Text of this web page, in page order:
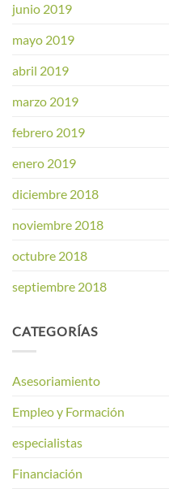
junio 2019
mayo 2019
abril 2019
marzo 2019
febrero 2019
enero 2019
diciembre 2018
noviembre 2018
octubre 2018
septiembre 2018
CATEGORÍAS
Asesoriamiento
Empleo y Formación
especialistas
Financiación